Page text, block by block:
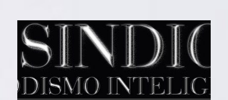
EL SINDICAL
Periodismo Inteligente